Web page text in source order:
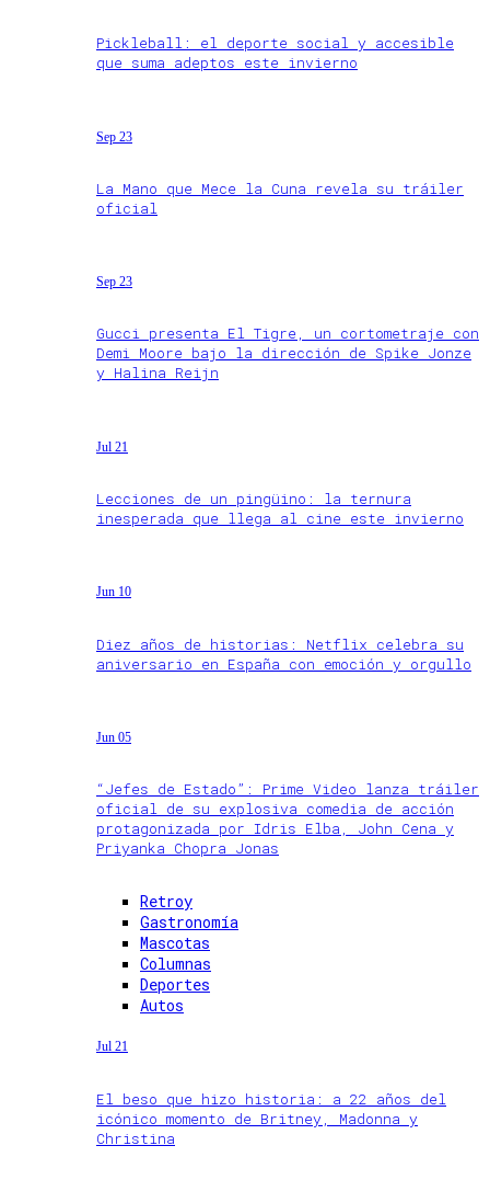
Pickleball: el deporte social y accesible
que suma adeptos este invierno
Sep 23
La Mano que Mece la Cuna revela su tráiler
oficial
Sep 23
Gucci presenta El Tigre, un cortometraje con
Demi Moore bajo la dirección de Spike Jonze
y Halina Reijn
Jul 21
Lecciones de un pingüino: la ternura
inesperada que llega al cine este invierno
Jun 10
Diez años de historias: Netflix celebra su
aniversario en España con emoción y orgullo
Jun 05
“Jefes de Estado”: Prime Video lanza tráiler
oficial de su explosiva comedia de acción
protagonizada por Idris Elba, John Cena y
Priyanka Chopra Jonas
Retroy
Gastronomía
Mascotas
Columnas
Deportes
Autos
Jul 21
El beso que hizo historia: a 22 años del
icónico momento de Britney, Madonna y
Christina